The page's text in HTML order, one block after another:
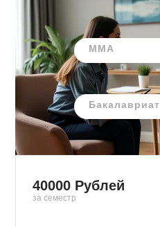
ММА
Бакалавриат
40000 Рублей
за семестр